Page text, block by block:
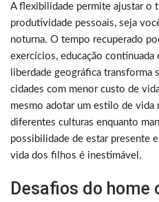
A flexibilidade permite ajustar o
produtividade pessoais, seja
noturna. O tempo recuperado
exercícios, educação
liberdade geográfica
cidades com menor custo de
mesmo adotar um estilo de vida
diferentes culturas enquanto
possibilidade de estar presente
vida dos filhos é inestimável.
Desafios do home